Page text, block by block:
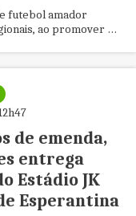
futebol amador
ao promover a
de emenda,
entrega
Estádio JK
Esperantina